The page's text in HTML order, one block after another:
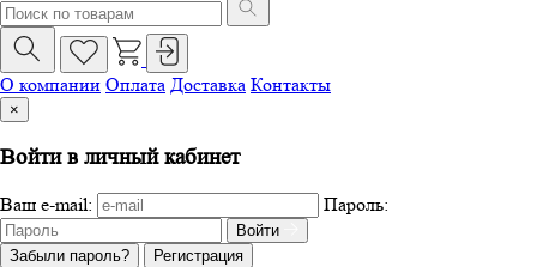
О компании Оплата Доставка Контакты
×
Войти в личный кабинет
Ваш e-mail: Пароль:
Войти
Забыли пароль?
Регистрация